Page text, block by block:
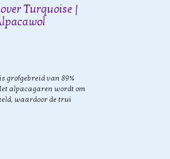
Turquoise |
grofgebreid van 89%
alpacagaren wordt om
waardoor de trui